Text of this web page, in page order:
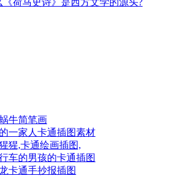
牛简笔画
一家人卡通插图素材
猩,卡通绘画插图,
车的男孩的卡通插图
卡通手抄报插图